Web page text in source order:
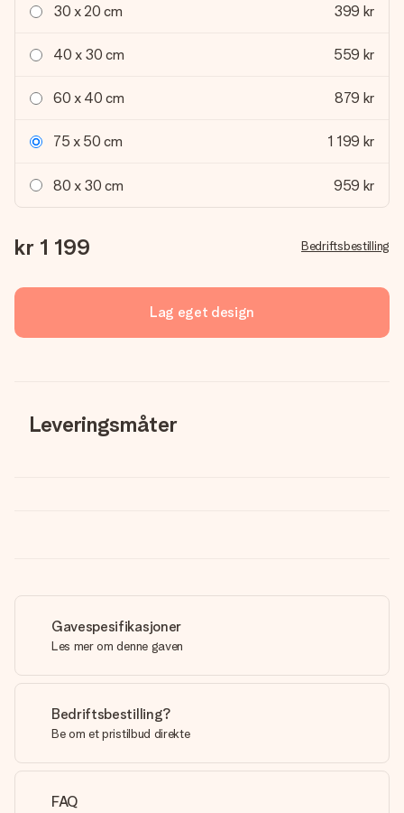
30 x 20 cm 399 kr
40 x 30 cm 559 kr
60 x 40 cm 879 kr
75 x 50 cm 1 199 kr
80 x 30 cm 959 kr
kr 1 199 Bedriftsbestilling
Lag eget design
Leveringsmåter
Gavespesifikasjoner
Les mer om denne gaven
Bedriftsbestilling?
Be om et pristilbud direkte
FAQ